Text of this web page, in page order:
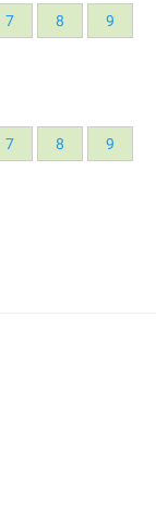
7 8 9
7 8 9